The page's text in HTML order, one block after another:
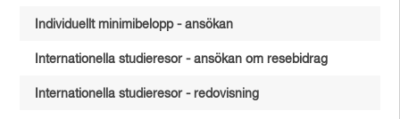
Individuellt minimibelopp - ansökan
Internationella studieresor - ansökan om resebidrag
Internationella studieresor - redovisning